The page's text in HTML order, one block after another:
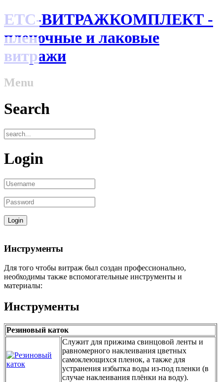
ЕТС-ВИТРАЖКОМПЛЕКТ -
пленочные и лаковые
витражи
Menu
Search
Login
Инструменты
Для того чтобы витраж был создан профессионально,
необходимы также вспомогательные инструменты и
материалы:
Инструменты
Резиновый каток
Cлужит для прижима свинцовой ленты и
равномерного наклеивания цветных
самоклеющихся пленок, а также для
устранения избытка воды из-под пленки (в
случае наклеивания плёнки на воду).